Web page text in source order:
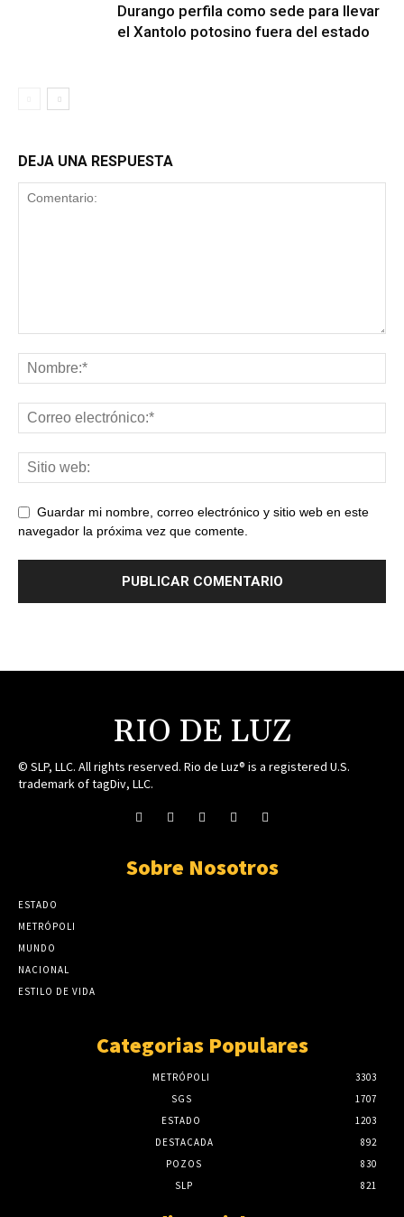
Durango perfila como sede para llevar
el Xantolo potosino fuera del estado
DEJA UNA RESPUESTA
Guardar mi nombre, correo electrónico y sitio web en este
navegador la próxima vez que comente.
RIO DE LUZ
© SLP, LLC. All rights reserved. Rio de Luz® is a registered U.S.
trademark of tagDiv, LLC.
Sobre Nosotros
ESTADO
METRÓPOLI
MUNDO
NACIONAL
ESTILO DE VIDA
Categorias Populares
METRÓPOLI
3303
SGS
1707
ESTADO
1203
DESTACADA
892
POZOS
830
SLP
821